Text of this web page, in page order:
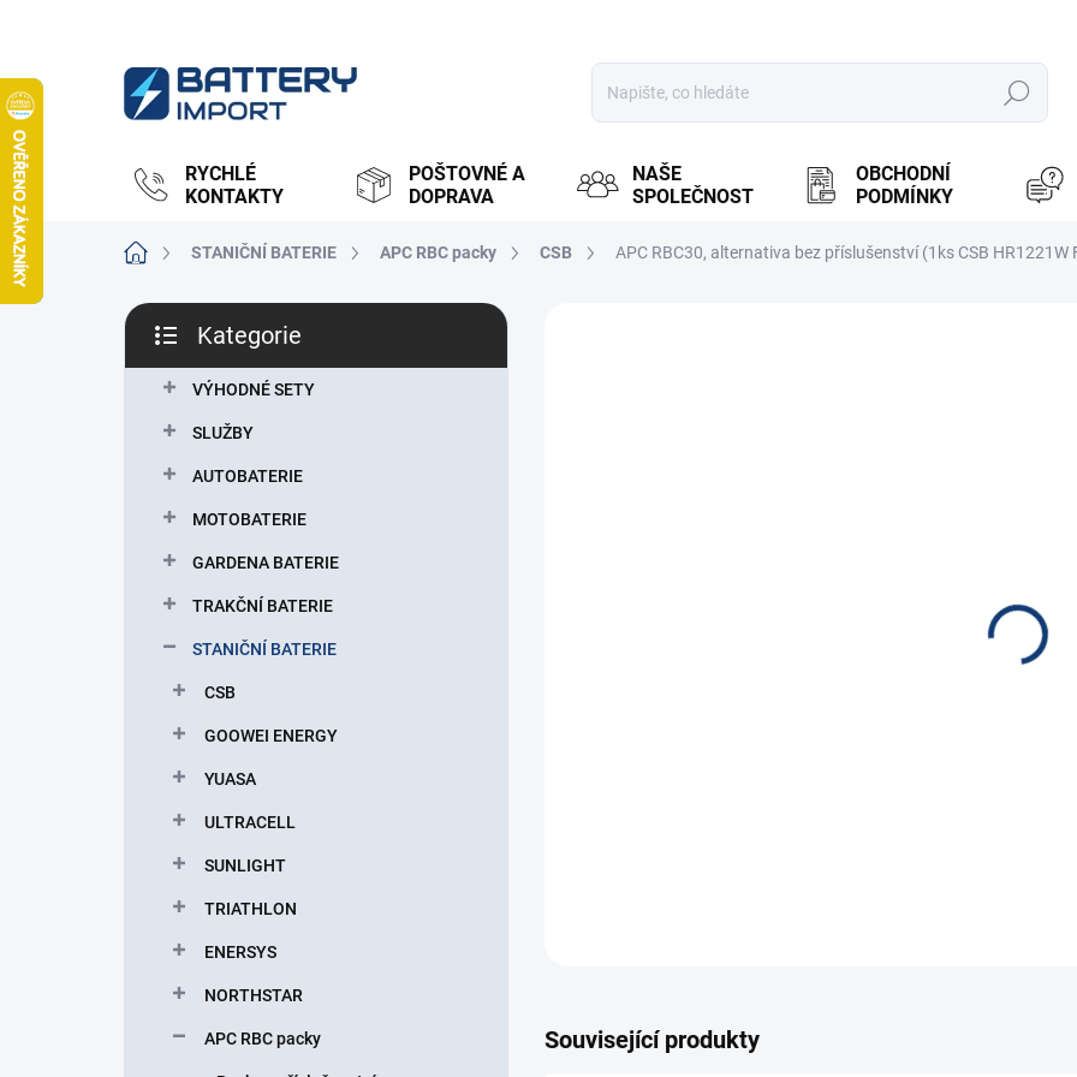
Hledat
RYCHLÉ
KONTAKTY
POŠTOVNÉ A
DOPRAVA
NAŠE
SPOLEČNOST
OBCHODNÍ
PODMÍNKY
Domů STANIČNÍ BATERIE APC RBC packy CSB APC RBC30, alternativa bez příslušenství (1ks CSB HR1221W
P
s
kategorie
Kategorie
VÝHODNÉ SETY
SLUŽBY
AUTOBATERIE
MOTOBATERIE
GARDENA BATERIE
TRAKČNÍ BATERIE
STANIČNÍ BATERIE
CSB
GOOWEI ENERGY
YUASA
ULTRACELL
SUNLIGHT
TRIATHLON
ENERSYS
NORTHSTAR
APC RBC packy Související produkty